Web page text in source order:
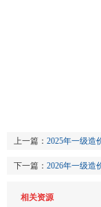
上一篇： 2025年一级造
下一篇： 2026年一级造
相关资源